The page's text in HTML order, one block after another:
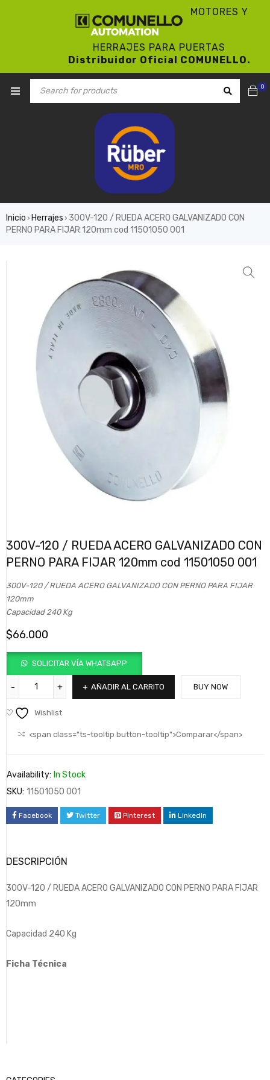
MOTORES Y
HERRAJES PARA PUERTAS
Distribuidor Oficial COMUNELLO.
0
Inicio › Herrajes › 300V-120 / RUEDA ACERO GALVANIZADO CON
PERNO PARA FIJAR 120mm cod 11501050 001
300V-120 / RUEDA ACERO GALVANIZADO CON
PERNO PARA FIJAR 120mm cod 11501050 001
300V-120 / RUEDA ACERO GALVANIZADO CON PERNO PARA FIJAR
120mm
Capacidad 240 Kg
$66.000
SOLICITAR VÍA WHATSAPP
AÑADIR AL CARRITO BUY NOW
Wishlist
<span class="ts-tooltip button-tooltip">Comparar</span>
Availability: In Stock
SKU: 11501050 001
Facebook Twitter Pinterest LinkedIn
DESCRIPCIÓN
300V-120 / RUEDA ACERO GALVANIZADO CON PERNO PARA FIJAR
120mm
Capacidad 240 Kg
Ficha Técnica